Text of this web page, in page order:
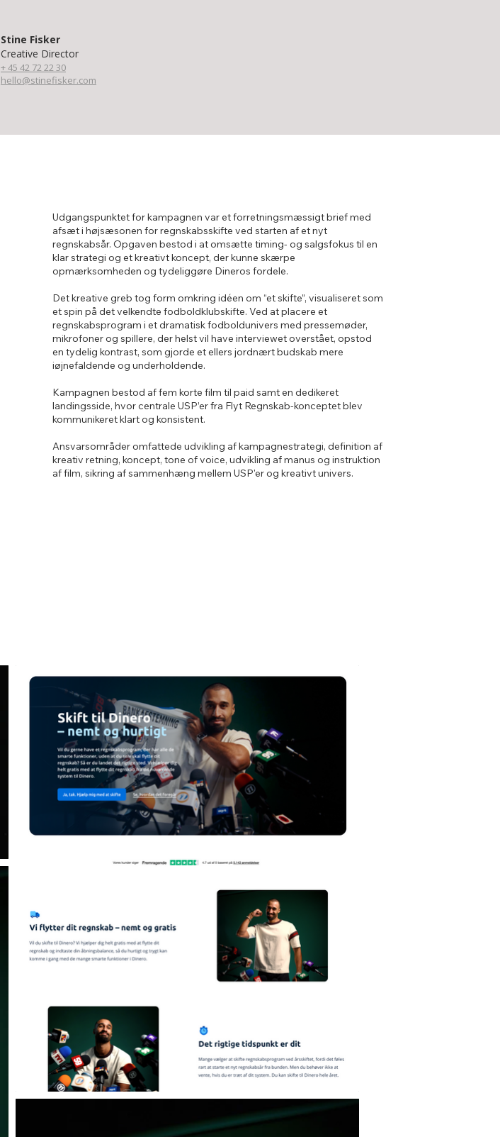
Stine Fisker
Creative Director
+ 45 ​​42 72 22 30​
hello@stinefisker.com
Udgangspunktet for kampagnen var et forretningsmæssigt brief med
afsæt i højsæsonen for regnskabsskifte ved starten af et nyt
regnskabsår. Opgaven bestod i at omsætte timing- og salgsfokus til en
klar strategi og et kreativt koncept, der kunne skærpe
opmærksomheden og tydeliggøre Dineros fordele.
Det kreative greb tog form omkring idéen om “et skifte”, visualiseret som
et spin på det velkendte fodboldklubskifte. Ved at placere et
regnskabsprogram i et dramatisk fodboldunivers med pressemøder,
mikrofoner og spillere, der helst vil have interviewet overstået, opstod
en tydelig kontrast, som gjorde et ellers jordnært budskab mere
iøjnefaldende og underholdende.
Kampagnen bestod af fem korte film til paid samt en dedikeret
landingsside, hvor centrale USP’er fra Flyt Regnskab-konceptet blev
kommunikeret klart og konsistent.
Ansvarsområder omfattede udvikling af kampagnestrategi, definition af
kreativ retning, koncept, tone of voice, udvikling af manus og instruktion
af film, sikring af sammenhæng mellem USP'er og kreativt univers.